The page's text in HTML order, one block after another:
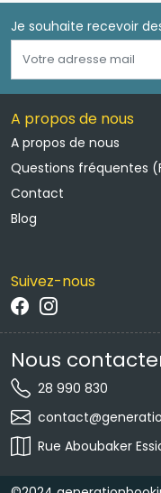
Je souhaite recevoir
A propos de nous
A propos de nous
Questions fréquentes
Contact
Blog
Suivez-nous
Nous
28 990 830
Rue Aboubaker